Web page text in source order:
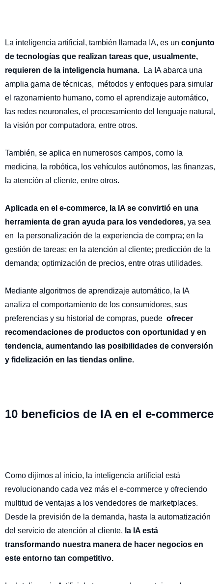
La inteligencia artificial, también llamada IA, es un conjunto
de tecnologías que realizan tareas que, usualmente,
requieren de la inteligencia humana. La IA abarca una
amplia gama de técnicas, métodos y enfoques para simular
el razonamiento humano, como el aprendizaje automático,
las redes neuronales, el procesamiento del lenguaje natural,
la visión por computadora, entre otros.
También, se aplica en numerosos campos, como la
medicina, la robótica, los vehículos autónomos, las finanzas,
la atención al cliente, entre otros.
Aplicada en el e-commerce, la IA se convirtió en una
herramienta de gran ayuda para los vendedores, ya sea
en la personalización de la experiencia de compra; en la
gestión de tareas; en la atención al cliente; predicción de la
demanda; optimización de precios, entre otras utilidades.
Mediante algoritmos de aprendizaje automático, la IA
analiza el comportamiento de los consumidores, sus
preferencias y su historial de compras, puede ofrecer
recomendaciones de productos con oportunidad y en
tendencia, aumentando las posibilidades de conversión
y fidelización en las tiendas online.
10 beneficios de IA en el e-commerce
Como dijimos al inicio, la inteligencia artificial está
revolucionando cada vez más el e-commerce y ofreciendo
multitud de ventajas a los vendedores de marketplaces.
Desde la previsión de la demanda, hasta la automatización
del servicio de atención al cliente, la IA está
transformando nuestra manera de hacer negocios en
este entorno tan competitivo.